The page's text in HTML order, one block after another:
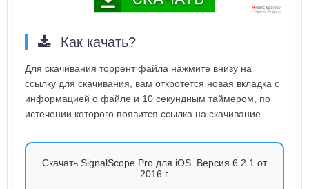
Как качать?
Для скачивания торрент файла нажмите внизу на
ссылку для скачивания, вам откротется новая вкладка с
информацией о файле и 10 секундным таймером, по
истечении которого появится ссылка на скачивание.
Скачать SignalScope Pro для iOS. Версия 6.2.1 от
2016 г.